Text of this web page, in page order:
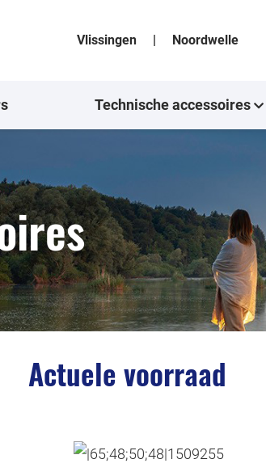
Vlissingen | Noordwelle
Technische accessoires
Actuele voorraad